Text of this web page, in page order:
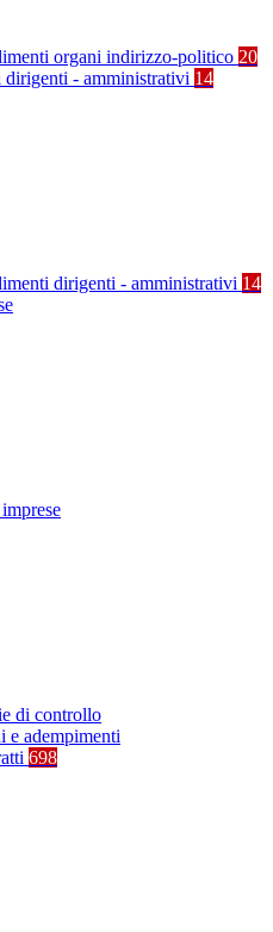
organi indirizzo-politico 20
dirigenti - amministrativi 14
dirigenti - amministrativi 14
di controllo
e adempimenti
698